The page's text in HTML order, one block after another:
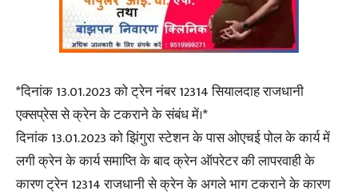
*दिनांक 13.01.2023 को ट्रेन नंबर 12314 सियालदाह राजधानी
एक्सप्रेस से क्रेन के टकराने के संबंध में।*
दिनांक 13.01.2023 को झिंगुरा स्टेशन के पास ओएचई पोल के कार्य में
लगी क्रेन के कार्य समाप्ति के बाद क्रेन ऑपरेटर की लापरवाही के
कारण ट्रेन 12314 राजधानी से क्रेन के अगले भाग टकराने के कारण